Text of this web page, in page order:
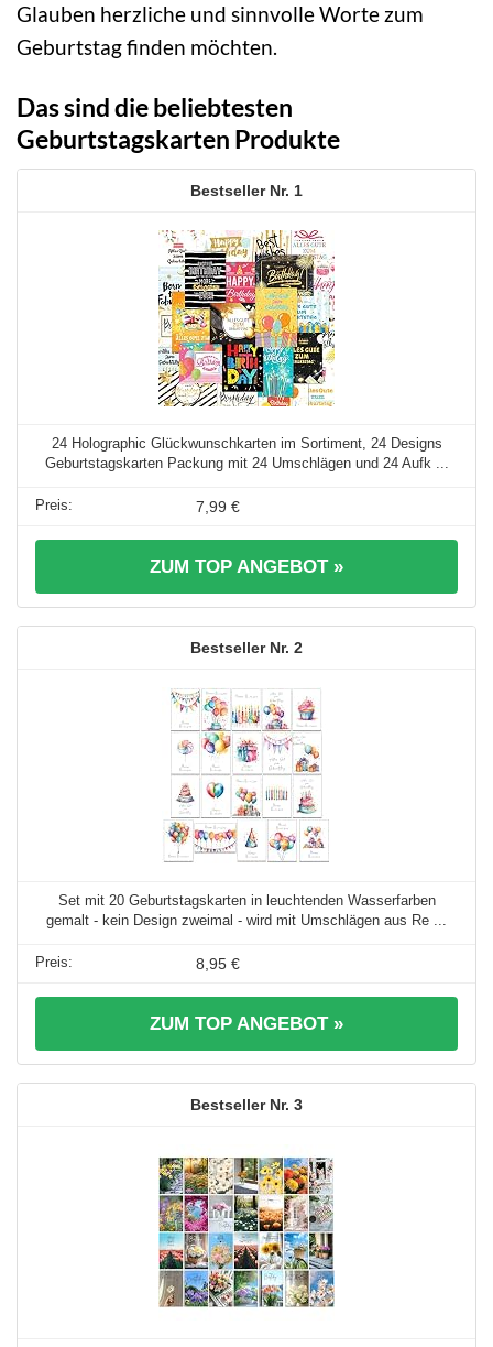
Glauben herzliche und sinnvolle Worte zum
Geburtstag finden möchten.
Das sind die beliebtesten
Geburtstagskarten Produkte
1
24 Holographic Glückwunschkarten im Sortiment, 24 Designs
Geburtstagskarten Packung mit 24 Umschlägen und 24 Aufk ...
7,99 €
ZUM TOP ANGEBOT »
2
Set mit 20 Geburtstagskarten in leuchtenden Wasserfarben
gemalt - kein Design zweimal - wird mit Umschlägen aus Re ...
8,95 €
ZUM TOP ANGEBOT »
3